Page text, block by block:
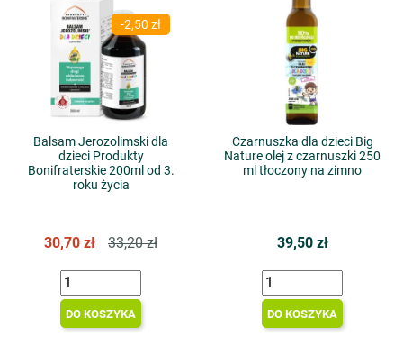
-2,50 zł
Balsam Jerozolimski dla
dzieci Produkty
Bonifraterskie 200ml od 3.
roku życia
30,70 zł 33,20 zł
DO KOSZYKA
Czarnuszka dla dzieci Big
Nature olej z czarnuszki 250
ml tłoczony na zimno
39,50 zł
DO KOSZYKA